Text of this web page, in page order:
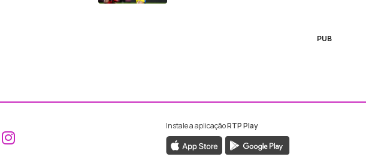
PUB
Aceder ao Facebook da RTP Madeira
Aceder ao Instagram da RTP Madeira
Instale a aplicaçãoRTP Play